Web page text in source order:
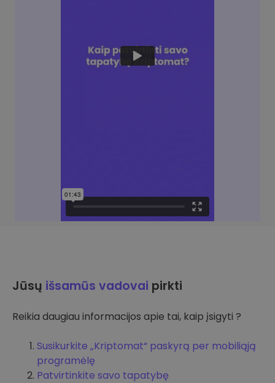
Jūsų išsamūs vadovai pirkti
Reikia daugiau informacijos apie tai, kaip įsigyti ?
Susikurkite „Kriptomat“ paskyrą per mobiliąją
programėlę
Patvirtinkite savo tapatybę